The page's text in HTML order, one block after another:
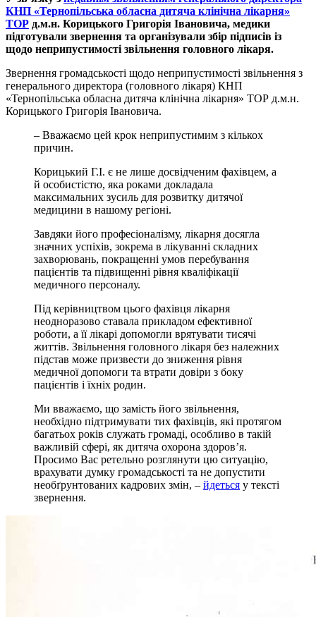
КНП «Тернопільська обласна дитяча клінічна лікарня»
ТОР д.м.н. Корицького Григорія Івановича, медики
підготували звернення та організували збір підписів із
щодо неприпустимості звільнення головного лікаря.
Звернення громадськості щодо неприпустимості звільнення з
генерального директора (головного лікаря) КНП
«Тернопільська обласна дитяча клінічна лікарня» ТОР д.м.н.
Корицького Григорія Івановича.
– Вважаємо цей крок неприпустимим з кількох
причин.
Корицький Г.І. є не лише досвідченим фахівцем, а
й особистістю, яка роками докладала
максимальних зусиль для розвитку дитячої
медицини в нашому регіоні.
Завдяки його професіоналізму, лікарня досягла
значних успіхів, зокрема в лікуванні складних
захворювань, покращенні умов перебування
пацієнтів та підвищенні рівня кваліфікації
медичного персоналу.
Під керівництвом цього фахівця лікарня
неодноразово ставала прикладом ефективної
роботи, а її лікарі допомогли врятувати тисячі
життів. Звільнення головного лікаря без належних
підстав може призвести до зниження рівня
медичної допомоги та втрати довіри з боку
пацієнтів і їхніх родин.
Ми вважаємо, що замість його звільнення,
необхідно підтримувати тих фахівців, які протягом
багатьох років служать громаді, особливо в такій
важливій сфері, як дитяча охорона здоров’я.
Просимо Вас ретельно розглянути цю ситуацію,
врахувати думку громадськості та не допустити
необґрунтованих кадрових змін, – йдеться у тексті
звернення.